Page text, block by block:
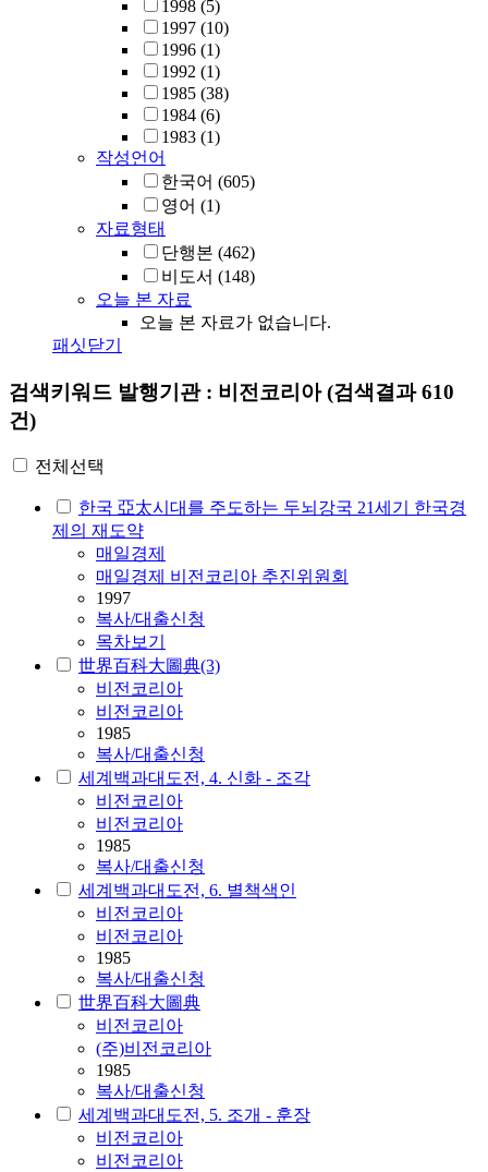
1998 (5)
1997 (10)
1996 (1)
1992 (1)
1985 (38)
1984 (6)
1983 (1)
작성언어
한국어 (605)
영어 (1)
자료형태
단행본 (462)
비도서 (148)
오늘 본 자료
오늘 본 자료가 없습니다.
패싯닫기
검색키워드 발행기관 : 비전코리아(검색결과 610
건)
전체선택
한국 亞太시대를 주도하는 두뇌강국 21세기 한국경
제의 재도약
매일경제
매일경제 비전코리아 추진위원회
1997
복사/대출신청
목차보기
世界百科大圖典(3)
비전코리아
비전코리아
1985
복사/대출신청
세계백과대도전, 4. 신화 - 조각
비전코리아
비전코리아
1985
복사/대출신청
세계백과대도전, 6. 별책색인
비전코리아
비전코리아
1985
복사/대출신청
世界百科大圖典
비전코리아
(주)비전코리아
1985
복사/대출신청
세계백과대도전, 5. 조개 - 훈장
비전코리아
비전코리아